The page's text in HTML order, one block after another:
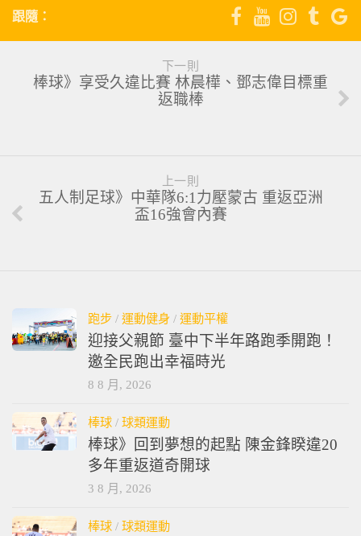
跟隨：
下一則
棒球》享受久違比賽 林晨樺、鄧志偉目標重
返職棒
上一則
五人制足球》中華隊6:1力壓蒙古 重返亞洲
盃16強會內賽
跑步 / 運動健身 / 運動平權
迎接父親節 臺中下半年路跑季開跑！
邀全民跑出幸福時光
8 8 月, 2026
棒球 / 球類運動
棒球》回到夢想的起點 陳金鋒睽違20
多年重返道奇開球
3 8 月, 2026
棒球 / 球類運動